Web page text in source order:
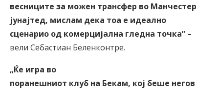
весниците за можен трансфер во Манчестер
јунајтед, мислам дека тоа е идеално
сценарио од комерцијална гледна точка” –
вели Себастиан Беленконтре.
„Ќе игра во
поранешниот клуб на Бекам, кој беше негов